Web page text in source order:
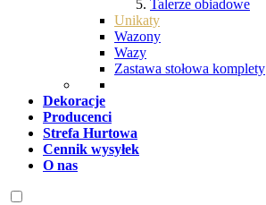
Talerze obiadowe
Unikaty
Wazony
Wazy
Zastawa stołowa komplety
Dekoracje
Producenci
Strefa Hurtowa
Cennik wysyłek
O nas